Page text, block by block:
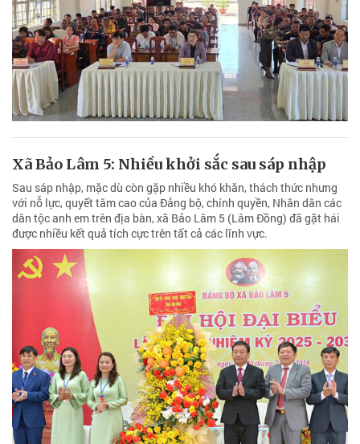
Xã Bảo Lâm 5: Nhiều khởi sắc sau sáp nhập
Sau sáp nhập, mặc dù còn gặp nhiều khó khăn, thách thức nhưng
với nỗ lực, quyết tâm cao của Đảng bộ, chính quyền, Nhân dân các
dân tộc anh em trên địa bàn, xã Bảo Lâm 5 (Lâm Đồng) đã gặt hái
được nhiều kết quả tích cực trên tất cả các lĩnh vực.